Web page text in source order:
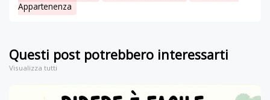
Appartenenza
Questi post potrebbero interessarti
Visualizza tutti